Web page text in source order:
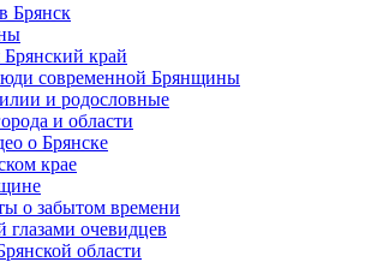
Брянск
край
современной Брянщины
и родословные
и области
о Брянске
крае
о забытом времени
глазами очевидцев
области